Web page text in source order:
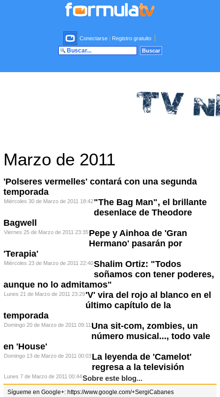
Conectarse | Registro gratuito
Marzo de 2011
'Polseres vermelles' contará con una segunda
temporada
Miércoles 30 de Marzo de 2011 18:42"The Bag Man", el brillante
desenlace de Theodore
Bagwell
Viernes 25 de Marzo de 2011 23:35Pepe y Ainhoa de 'Gran
Hermano' pasarán por
'Terapia'
Miércoles 23 de Marzo de 2011 22:40Shalim Ortiz: "Todos
soñamos con tener poderes,
aunque no lo admitamos"
Lunes 21 de Marzo de 2011 23:29'V' vira del rojo al blanco en el
último capítulo de la
temporada
Domingo 20 de Marzo de 2011 09:11 Una sit-com, zombies, un
número musical..., todo vale
en 'House'
Domingo 13 de Marzo de 2011 00:03La leyenda de 'Camelot'
regresa a la televisión
Lunes 7 de Marzo de 2011 00:44Sobre este blog...
Sígueme en Google+: https://www.google.com/+SergiCabanes